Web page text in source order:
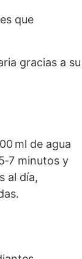
que
gracias a su
ml de agua
minutos y
al día,